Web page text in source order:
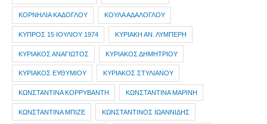
ΚΟΡΝΗΛΙΑ ΚΑΔΟΓΛΟΥ ΚΟΥΛΑ ΑΔΑΛΟΓΛΟΥ
ΚΥΠΡΟΣ 15 ΙΟΥΛΙΟΥ 1974 ΚΥΡΙΑΚΗ ΑΝ. ΛΥΜΠΕΡΗ
ΚΥΡΙΑΚΟΣ ΑΝΑΓΙΩΤΟΣ ΚΥΡΙΑΚΟΣ ΔΗΜΗΤΡΙΟΥ
ΚΥΡΙΑΚΟΣ ΕΥΘΥΜΙΟΥ ΚΥΡΙΑΚΟΣ ΣΤΥΛΙΑΝΟΥ
ΚΩΝΣΤΑΝΤΙΝΑ ΚΟΡΡΥΒΑΝΤΗ ΚΩΝΣΤΑΝΤΙΝΑ ΜΑΡΙΝΗ
ΚΩΝΣΤΑΝΤΙΝΑ ΜΠΙΖΕ ΚΩΝΣΤΑΝΤΙΝΟΣ ΙΩΑΝΝΙΔΗΣ